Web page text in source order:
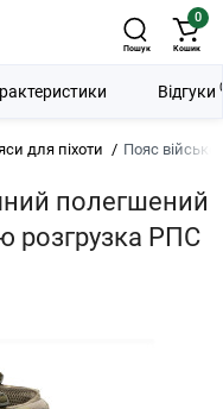
Пошук
0
Кошик
для піхоти Пояс
полегшений
розгрузка РПС
Відгуки